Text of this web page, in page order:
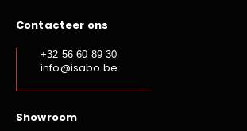
Contacteer ons
+32 56 60 89 30
info@isabo.be
Showroom